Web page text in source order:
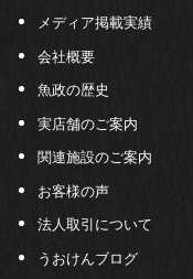
メディア掲載実績
会社概要
魚政の歴史
実店舗のご案内
関連施設のご案内
お客様の声
法人取引について
うおけんブログ